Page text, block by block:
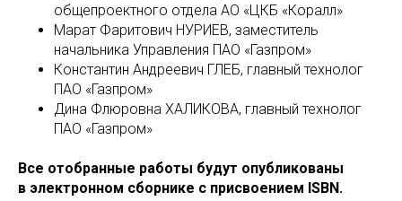
общепроектного отдела АО «ЦКБ «Коралл»
Марат Фаритович НУРИЕВ, заместитель
начальника Управления ПАО «Газпром»
Константин Андреевич ГЛЕБ, главный технолог
ПАО «Газпром»
Дина Флюровна ХАЛИКОВА, главный технолог
ПАО «Газпром»
Все отобранные работы будут опубликованы
в электронном сборнике с присвоением ISBN.